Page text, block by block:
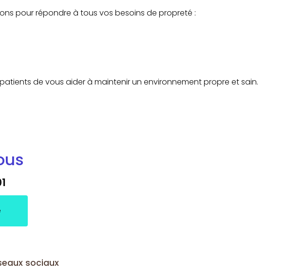
pour répondre à tous vos besoins de propreté :
de vous aider à maintenir un environnement propre et sain.
sociaux